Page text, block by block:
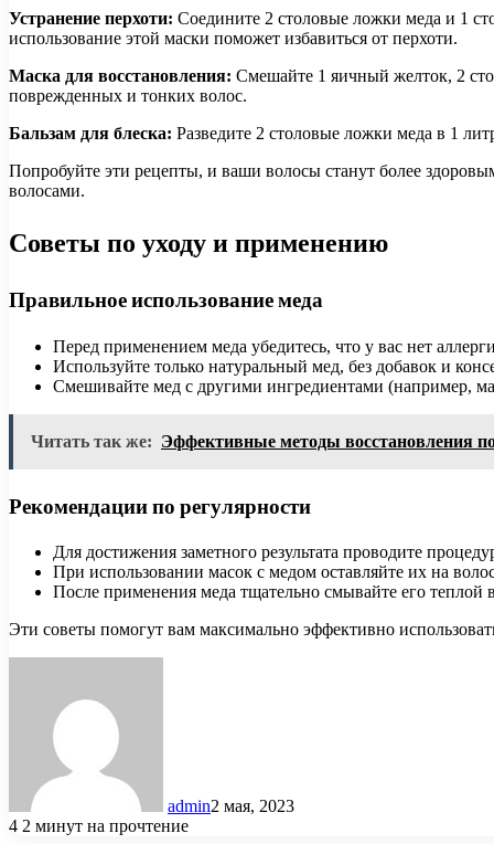
Устранение перхоти: Соедините 2 столовые ложки меда и 1
использование этой маски поможет избавиться от перхоти.
Маска для восстановления: Смешайте 1 яичный желток, 2
поврежденных и тонких волос.
Бальзам для блеска: Разведите 2 столовые ложки меда в 1
Попробуйте эти рецепты, и ваши волосы станут более
волосами.
Советы по уходу и применению
Правильное использование меда
Перед применением меда убедитесь, что у вас нет
Используйте только натуральный мед, без добавок и
Смешивайте мед с другими ингредиентами (например,
Читать так же: Эффективные методы восстановления
Рекомендации по регулярности
Для достижения заметного результата проводите
При использовании масок с медом оставляйте их на
После применения меда тщательно смывайте его теплой
Эти советы помогут вам максимально эффективно
admin2 мая, 2023
4 2 минут на прочтение